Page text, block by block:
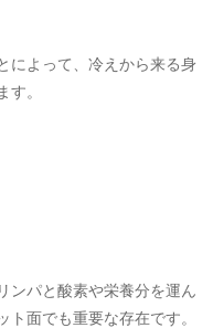
によって、冷えから来る身
す。
ンパと酸素や栄養分を運ん
面でも重要な存在です。